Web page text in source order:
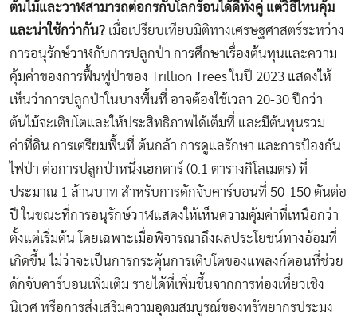
ต้นไม้และวาฬสามารถต่อกรกับโลกร้อนได้ดีทั้งคู่ แต่วิธีไหนคุ้ม
และน่าใช้กว่ากัน? เมื่อเปรียบเทียบมิติทางเศรษฐศาสตร์ระหว่าง
การอนุรักษ์วาฬกับการปลูกป่า การศึกษาเรื่องต้นทุนและความ
คุ้มค่าของการฟื้นฟูป่าของ Trillion Trees ในปี 2023 แสดงให้
เห็นว่าการปลูกป่าในบางพื้นที่ อาจต้องใช้เวลา 20-30 ปีกว่า
ต้นไม้จะเติบโตและให้ประสิทธิภาพได้เต็มที่ และมีต้นทุนรวม
ค่าที่ดิน การเตรียมพื้นที่ ต้นกล้า การดูแลรักษา และการป้องกัน
ไฟป่า ต่อการปลูกป่าหนึ่งเฮกตาร์ (0.1 ตารางกิโลเมตร) ที่
ประมาณ 1 ล้านบาท สำหรับการดักจับคาร์บอนที่ 50-150 ตันต่อ
ปี ในขณะที่การอนุรักษ์วาฬแสดงให้เห็นความคุ้มค่าที่เหนือกว่า
ตั้งแต่เริ่มต้น โดยเฉพาะเมื่อพิจารณาถึงผลประโยชน์ทางอ้อมที่
เกิดขึ้น ไม่ว่าจะเป็นการกระตุ้นการเติบโตของแพลงก์ตอนที่ช่วย
ดักจับคาร์บอนเพิ่มเติม รายได้ที่เพิ่มขึ้นจากการท่องเที่ยวเชิง
นิเวศ หรือการส่งเสริมความอุดมสมบูรณ์ของทรัพยากรประมง